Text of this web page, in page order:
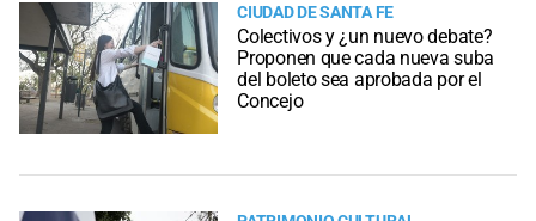
CIUDAD DE SANTA FE
Colectivos y ¿un nuevo debate?
Proponen que cada nueva suba
del boleto sea aprobada por el
Concejo